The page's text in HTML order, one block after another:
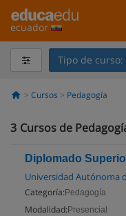
ecuador
Tipo de curso:
Cursos Pedagogía
3 Cursos de
Diplomado
Universidad Autónoma
Categoría: Pedagogía
Modalidad: Presencial